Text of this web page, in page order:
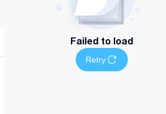
Failed to load
Retry